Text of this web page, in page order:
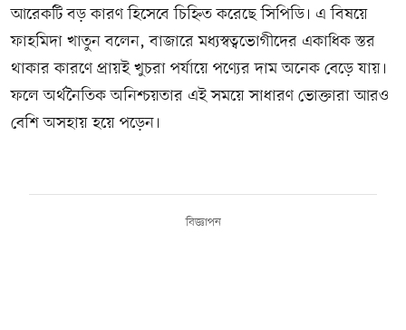
আরেকটি বড় কারণ হিসেবে চিহ্নিত করেছে সিপিডি। এ বিষয়ে
ফাহমিদা খাতুন বলেন, বাজারে মধ্যস্বত্বভোগীদের একাধিক স্তর
থাকার কারণে প্রায়ই খুচরা পর্যায়ে পণ্যের দাম অনেক বেড়ে যায়।
ফলে অর্থনৈতিক অনিশ্চয়তার এই সময়ে সাধারণ ভোক্তারা আরও
বেশি অসহায় হয়ে পড়েন।
বিজ্ঞাপন